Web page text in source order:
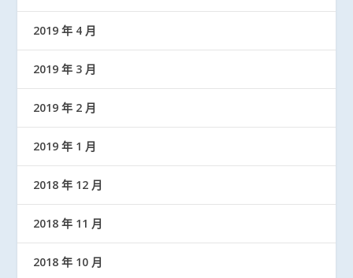
2019 年 4 月
2019 年 3 月
2019 年 2 月
2019 年 1 月
2018 年 12 月
2018 年 11 月
2018 年 10 月